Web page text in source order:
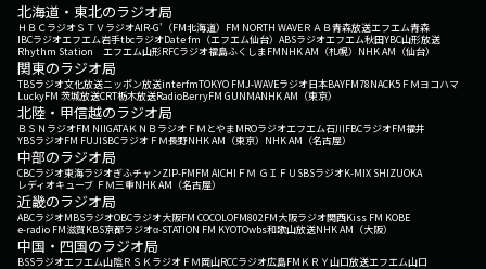
北海道・東北のラジオ局
ＨＢＣラジオＳＴＶラジオAIR-G'（FM北海道） FM NORTH WAVEＲＡＢ青森放送エフエム青森
IBCラジオエフエム岩手tbcラジオDate fm（エフエム仙台） ABSラジオエフエム秋田YBC山形放送
Rhythm Station エフエム山形RFCラジオ福島ふくしまFMNHK AM（札幌） NHK AM（仙台）
関東のラジオ局
TBSラジオ文化放送ニッポン放送interfmTOKYO FMJ-WAVEラジオ日本BAYFM78NACK5 ＦＭヨコハマ
LuckyFM 茨城放送CRT栃木放送RadioBerryFM GUNMANHK AM（東京）
北陸・甲信越のラジオ局
ＢＳＮラジオFM NIIGATAＫＮＢラジオ ＦＭとやまMROラジオエフエム石川FBCラジオFM福井
YBSラジオFM FUJISBCラジオ ＦＭ長野NHK AM（東京） NHK AM（名古屋）
中部のラジオ局
CBCラジオ東海ラジオぎふチャンZIP-FMFM AICHI ＦＭ ＧＩＦＵ SBSラジオK-MIX SHIZUOKA
レディオキューブ ＦＭ三重NHK AM（名古屋）
近畿のラジオ局
ABCラジオMBSラジオOBCラジオ大阪FM COCOLOFM802FM大阪ラジオ関西Kiss FM KOBE
e-radio FM滋賀KBS京都ラジオα-STATION FM KYOTOwbs和歌山放送NHK AM（大阪）
中国・四国のラジオ局
BSSラジオエフエム山陰ＲＳＫラジオ ＦＭ岡山RCCラジオ広島FM ＫＲＹ山口放送エフエム山口